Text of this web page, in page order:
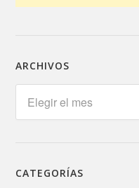
ARCHIVOS
CATEGORÍAS